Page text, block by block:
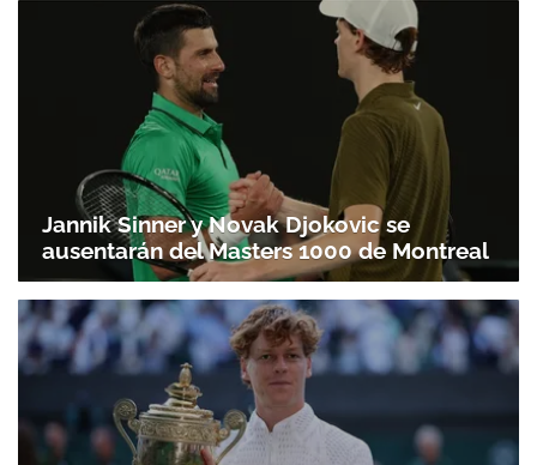
Jannik Sinner y Novak Djokovic se
ausentarán del Masters 1000 de Montreal